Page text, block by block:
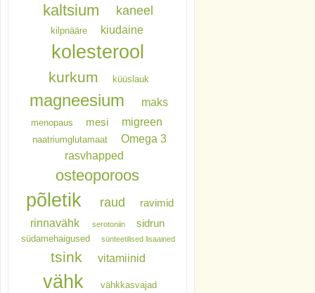
kaltsium kaneel
kilpnääre kiudaine
kolesterool
kurkum küüslauk
magneesium maks
menopaus mesi migreen
naatriumglutamaat
Omega 3
rasvhapped
osteoporoos
põletik raud ravimid
rinnavähk serotoniin sidrun
südamehaigused sünteetilised lisaained
tsink vitamiinid
vähk vähkkasvajad